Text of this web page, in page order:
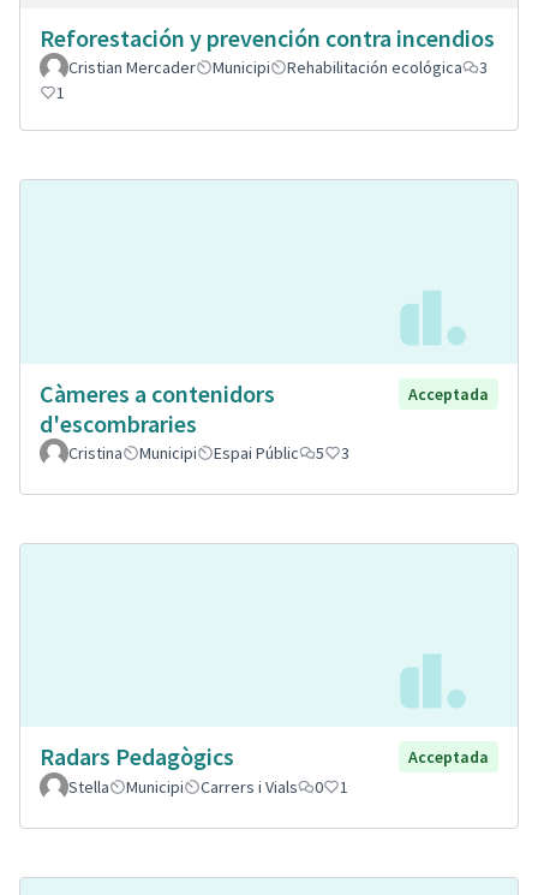
Reforestación y prevención contra incendios
Cristian Mercader Municipi Rehabilitación ecológica
3
1
Càmeres a contenidors
d'escombraries
Acceptada
Cristina Municipi Espai Públic 5 3
Radars Pedagògics
Acceptada
Stella
Municipi Carrers i Vials 0 1